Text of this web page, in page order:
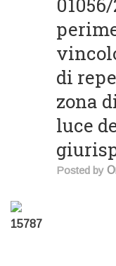
di
zona
luce
Posted by
15787